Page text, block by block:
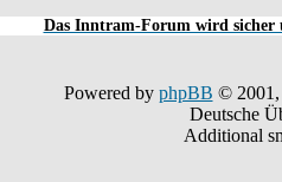
Das Inntram-Forum wird sicher
Powered by phpBB © 2001,
Deutsche
Additional